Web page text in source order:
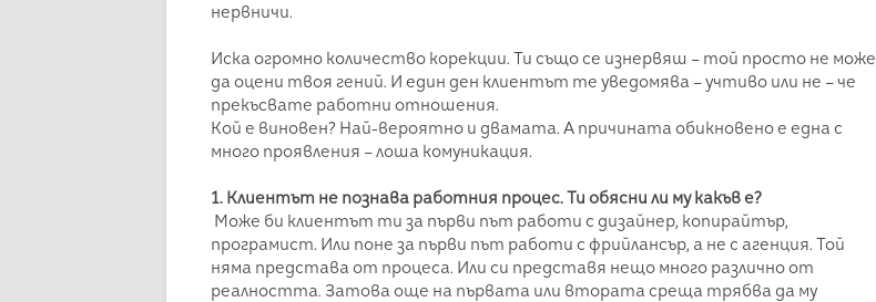
нервничи.
Иска огромно количество корекции. Ти също се изнервяш – той просто не може
да оцени твоя гений. И един ден клиентът те уведомява – учтиво или не – че
прекъсвате работни отношения.
Кой е виновен? Най-вероятно и двамата. А причината обикновено е една с
много проявления – лоша комуникация.
1. Клиентът не познава работния процес. Ти обясни ли му какъв е?
Може би клиентът ти за първи път работи с дизайнер, копирайтър,
програмист. Или поне за първи път работи с фрийлансър, а не с агенция. Той
няма представа от процеса. Или си представя нещо много различно от
реалността. Затова още на първата или втората среща трябва да му